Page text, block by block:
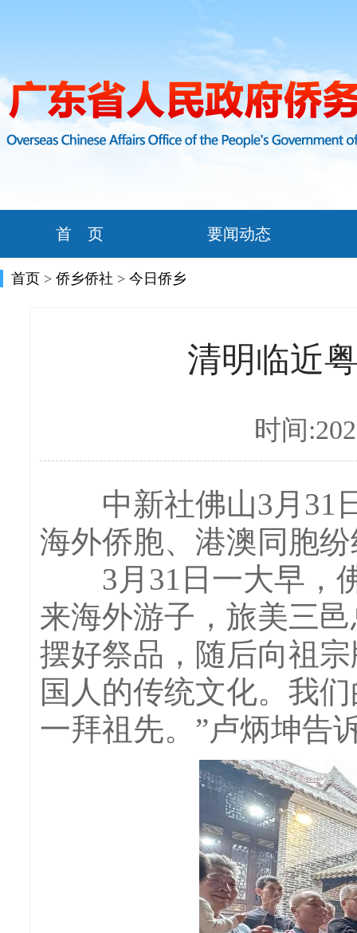
首 页 要闻动态
首页 > 侨乡侨社 > 今日侨乡
清明临近
时间
中新社佛山3月31日
海外侨胞、港澳同胞
3月31日一大早，佛
来海外游子，旅美三
摆好祭品，随后向祖
国人的传统文化。我
一拜祖先。”卢炳坤告